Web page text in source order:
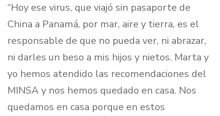
“Hoy ese virus, que viajó sin pasaporte de
China a Panamá, por mar, aire y tierra, es el
responsable de que no pueda ver, ni abrazar,
ni darles un beso a mis hijos y nietos. Marta y
yo hemos atendido las recomendaciones del
MINSA y nos hemos quedado en casa. Nos
quedamos en casa porque en estos